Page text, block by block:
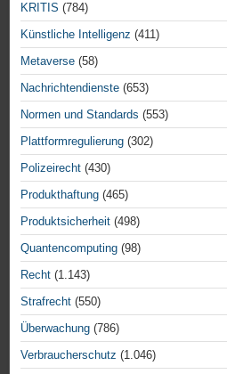
KRITIS (784)
Künstliche Intelligenz (411)
Metaverse (58)
Nachrichtendienste (653)
Normen und Standards (553)
Plattformregulierung (302)
Polizeirecht (430)
Produkthaftung (465)
Produktsicherheit (498)
Quantencomputing (98)
Recht (1.143)
Strafrecht (550)
Überwachung (786)
Verbraucherschutz (1.046)